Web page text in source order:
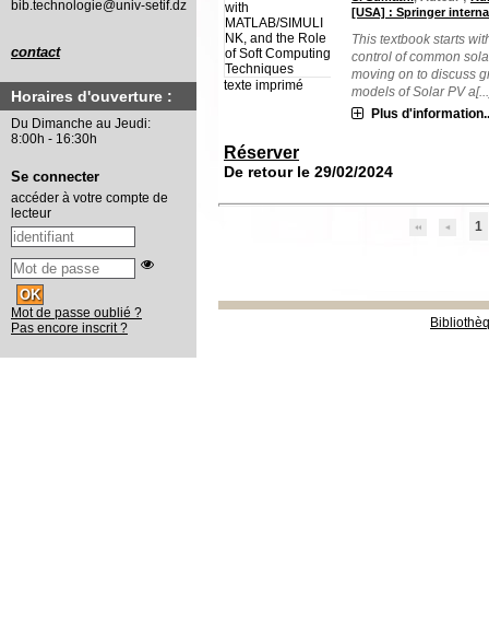
texte imprimé
[USA] : Springer
This textbook starts
control of common
moving on to discuss
models of Solar PV
Plus
Réserver
De retour le 29/02/2024
1
bib.technologie@univ-setif.dz
contact
Horaires d'ouverture :
Du Dimanche au Jeudi:
8:00h - 16:30h
Se connecter
accéder à votre compte de
lecteur
Mot de passe oublié ?
Pas encore inscrit ?